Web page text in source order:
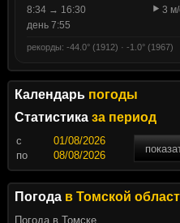
8:34 → 16:30
3
день 7:55
рекорды: -44.0° (1912) · -1.0° (1967)
Календарь погоды
Статистика за период
c
по
Погода в Томской
Погода в Томске